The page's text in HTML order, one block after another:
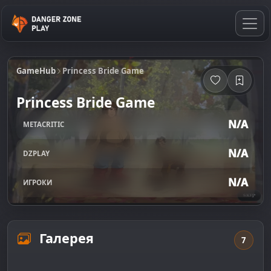
GameHub Princess Bride Game
Princess Bride Game
METACRITIC N/A
DZPLAY N/A
ИГРОКИ N/A
Галерея 7